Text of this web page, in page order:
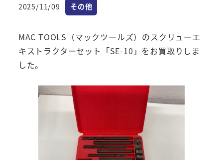
投稿日
2025/11/09 カテゴリー
その他
MAC TOOLS（マックツールズ）のスクリューエ
キストラクターセット「SE-10」をお買取りしま
した。